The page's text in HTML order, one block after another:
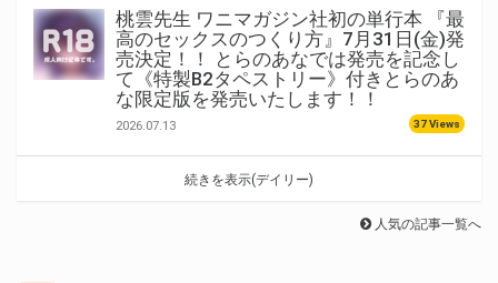
桃雲先生 ワニマガジン社初の単行本 『最
高のセックスのつくり方』7月31日(金)発
売決定！！ とらのあなでは発売を記念し
て《特製B2タペストリー》付きとらのあ
な限定版を発売いたします！！
2026.07.13 37 Views
続きを表示(デイリー)
人気の記事一覧へ